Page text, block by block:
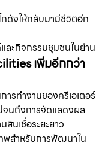
กดังให้กลับมามีชีวิตอีก
ละกิจกรรมชุมชนในย่าน
เพิ่มอีกกว่า
รทำงานของครีเอเตอร์
จนถึงการจัดแสดงผล
นเชื่อระยะยาว
พสำหรับการพัฒนาใน